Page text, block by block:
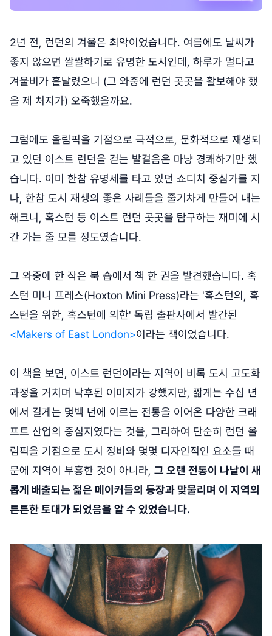
2년 전, 런던의 겨울은 최악이었습니다. 여름에도 날씨가
좋지 않으면 쌀쌀하기로 유명한 도시인데, 하루가 멀다고
겨울비가 흩날렸으니 (그 와중에 런던 곳곳을 활보해야 했
을 제 처지가) 오죽했을까요.
그럼에도 올림픽을 기점으로 극적으로, 문화적으로 재생되
고 있던 이스트 런던을 걷는 발걸음은 마냥 경쾌하기만 했
습니다. 이미 한참 유명세를 타고 있던 쇼디치 중심가를 지
나, 한참 도시 재생의 좋은 사례들을 줄기차게 만들어 내는
해크니, 혹스턴 등 이스트 런던 곳곳을 탐구하는 재미에 시
간 가는 줄 모를 정도였습니다.
그 와중에 한 작은 북 숍에서 책 한 권을 발견했습니다. 혹
스턴 미니 프레스(Hoxton Mini Press)라는 '혹스턴의, 혹
스턴을 위한, 혹스턴에 의한' 독립 출판사에서 발간된
<Makers of East London>이라는 책이었습니다.
이 책을 보면, 이스트 런던이라는 지역이 비록 도시 고도화
과정을 거치며 낙후된 이미지가 강했지만, 짧게는 수십 년
에서 길게는 몇백 년에 이르는 전통을 이어온 다양한 크래
프트 산업의 중심지였다는 것을, 그리하여 단순히 런던 올
림픽을 기점으로 도시 정비와 몇몇 디자인적인 요소들 때
문에 지역이 부흥한 것이 아니라, 그 오랜 전통이 나날이 새
롭게 배출되는 젊은 메이커들의 등장과 맞물리며 이 지역의
튼튼한 토대가 되었음을 알 수 있었습니다.